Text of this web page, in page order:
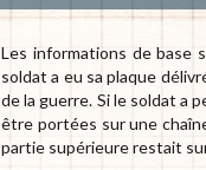
Les informations de base
soldat a eu sa plaque
de la guerre. Si le soldat a
être portées sur une
partie supérieure restait